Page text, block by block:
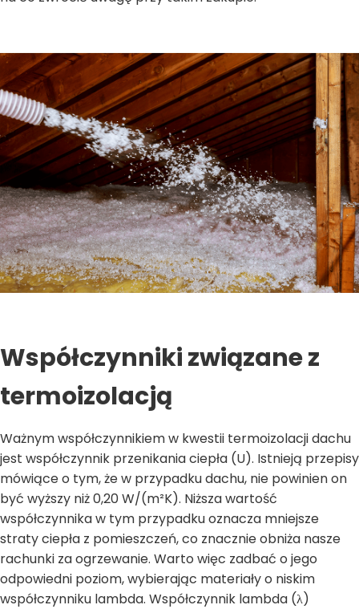
Współczynniki związane z
termoizolacją
Ważnym współczynnikiem w kwestii termoizolacji dachu
jest współczynnik przenikania ciepła (U). Istnieją przepisy
mówiące o tym, że w przypadku dachu, nie powinien on
być wyższy niż 0,20 W/(m²K). Niższa wartość
współczynnika w tym przypadku oznacza mniejsze
straty ciepła z pomieszczeń, co znacznie obniża nasze
rachunki za ogrzewanie. Warto więc zadbać o jego
odpowiedni poziom, wybierając materiały o niskim
współczynniku lambda. Współczynnik lambda (λ)